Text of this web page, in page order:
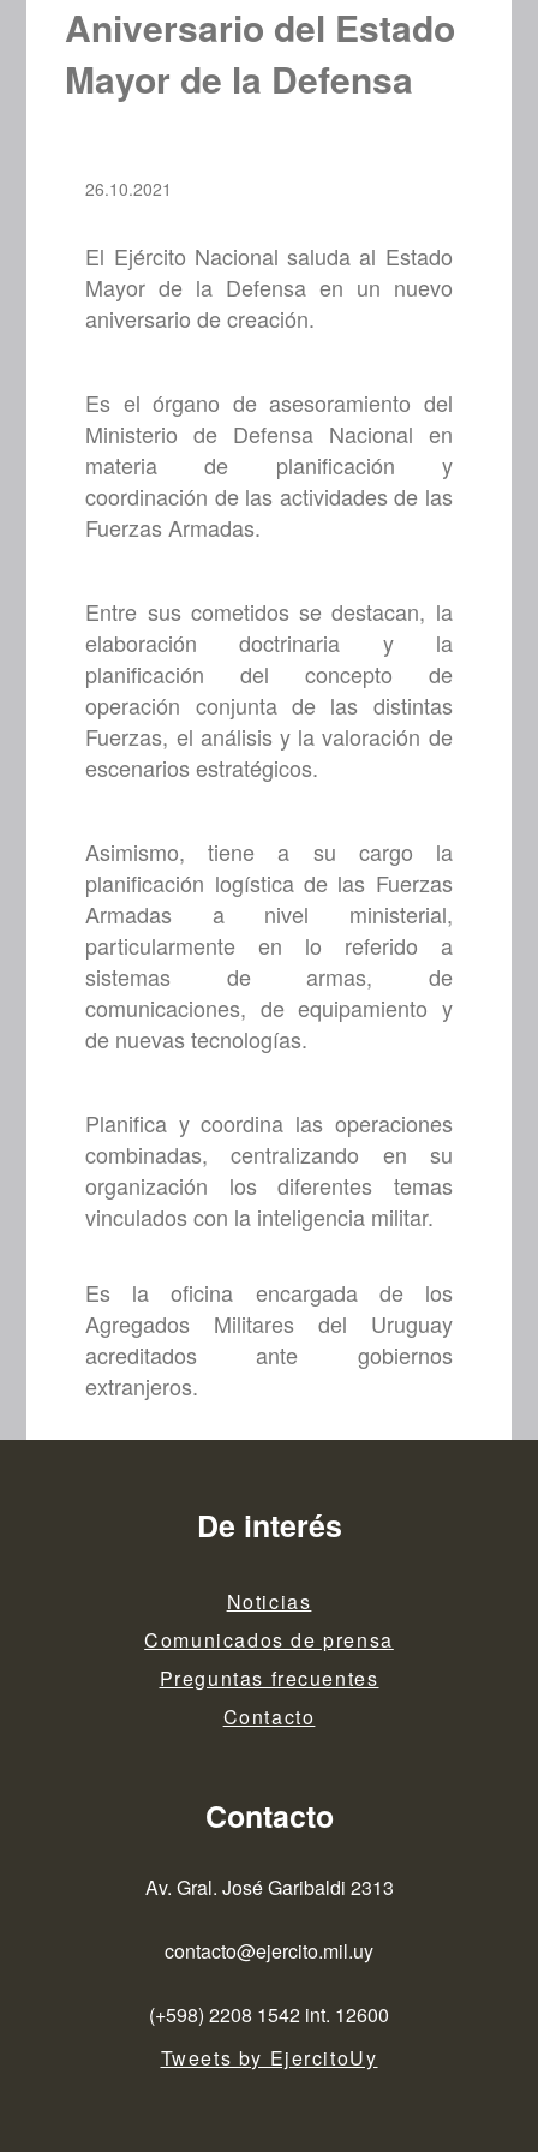
Aniversario del Estado
Mayor de la Defensa
26.10.2021
El Ejército Nacional saluda al Estado
Mayor de la Defensa en un nuevo
aniversario de creación.
Es el órgano de asesoramiento del
Ministerio de Defensa Nacional en
materia de planificación y
coordinación de las actividades de las
Fuerzas Armadas.
Entre sus cometidos se destacan, la
elaboración doctrinaria y la
planificación del concepto de
operación conjunta de las distintas
Fuerzas, el análisis y la valoración de
escenarios estratégicos.
Asimismo, tiene a su cargo la
planificación logística de las Fuerzas
Armadas a nivel ministerial,
particularmente en lo referido a
sistemas de armas, de
comunicaciones, de equipamiento y
de nuevas tecnologías.
Planifica y coordina las operaciones
combinadas, centralizando en su
organización los diferentes temas
vinculados con la inteligencia militar.
Es la oficina encargada de los
Agregados Militares del Uruguay
acreditados ante gobiernos
extranjeros.
De interés
Noticias
Comunicados de prensa
Preguntas frecuentes
Contacto
Contacto
Av. Gral. José Garibaldi 2313
contacto@ejercito.mil.uy
(+598) 2208 1542 int. 12600
Tweets by EjercitoUy